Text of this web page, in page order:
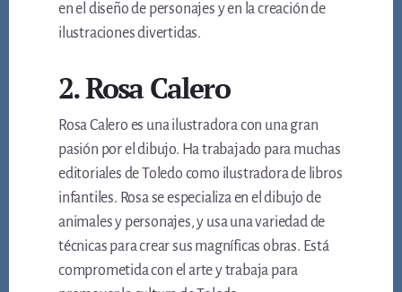
en el diseño de personajes y en la creación de
ilustraciones divertidas.
2. Rosa Calero
Rosa Calero es una ilustradora con una gran
pasión por el dibujo. Ha trabajado para muchas
editoriales de Toledo como ilustradora de libros
infantiles. Rosa se especializa en el dibujo de
animales y personajes, y usa una variedad de
técnicas para crear sus magníficas obras. Está
comprometida con el arte y trabaja para